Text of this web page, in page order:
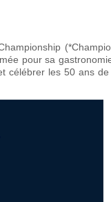
pour sa
célébrer les 50 ans